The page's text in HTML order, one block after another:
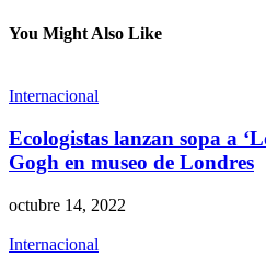
You Might Also Like
Internacional
Ecologistas lanzan sopa a
Gogh en museo de Londres
octubre 14, 2022
Internacional